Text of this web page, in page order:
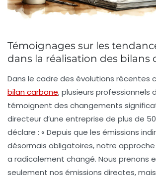
Témoignages sur les
dans la réalisation des bilans
Dans le cadre des évolutions récentes
bilan carbone, plusieurs professionnels
témoignent des changements
directeur d’une entreprise de plus de
déclare : « Depuis que les émissions
désormais obligatoires, notre
a radicalement changé. Nous prenons
seulement nos émissions directes,